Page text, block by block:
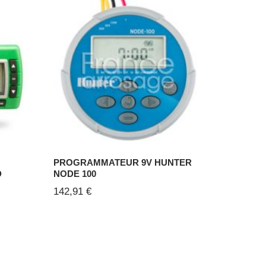
PROGRAMMATEUR 9V HUNTER
NODE 100
142,91€